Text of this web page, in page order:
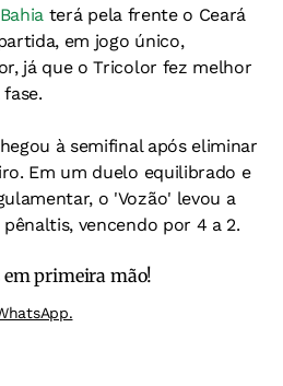
Bahia terá pela frente o Ceará
em jogo único,
já que o Tricolor fez melhor
à semifinal após eliminar
Em um duelo equilibrado e
o 'Vozão' levou a
vencendo por 4 a 2.
em primeira mão!